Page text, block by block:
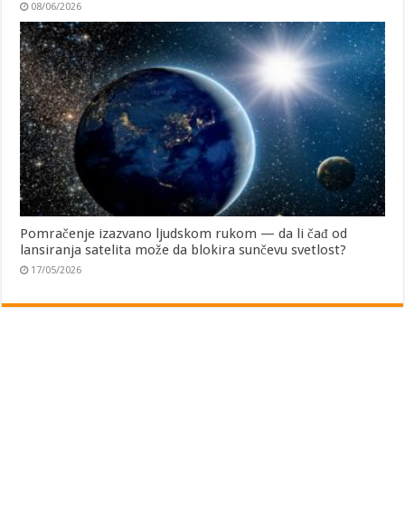
08/06/2026
Pomračenje izazvano ljudskom rukom — da li čađ od
lansiranja satelita može da blokira sunčevu svetlost?
17/05/2026